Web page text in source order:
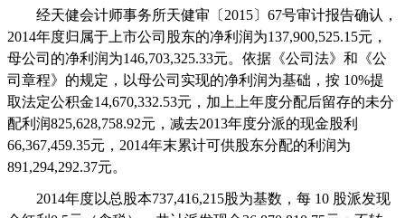
经天健会计师事务所天健审〔 2015〕 67号审计报告确认，
2014年度归属于上市公司股东的净利润为137,900,525.15元，
母公司的净利润为146,703,325.33元。依据《公司法》和《公
司章程》的规定，以母公司实现的净利润为基础，按 10%提
取法定公积金14,670,332.53元，加上上年度分配后留存的未分
配利润825,628,758.92元，减去2013年度分派的现金股利
66,367,459.35元， 2014年末累计可供股东分配的利润为
891,294,292.37元。
2014年度以总股本737,416,215股为基数，每 10 股派发现